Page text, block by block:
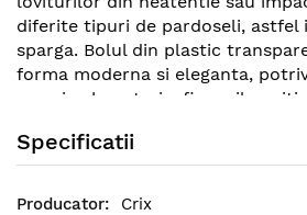
diferite tipuri de pardoseli, astfel
sparga. Bolul din plastic
forma moderna si eleganta,
cu orice bucatarie, fie ca il
Specificatii
Crix